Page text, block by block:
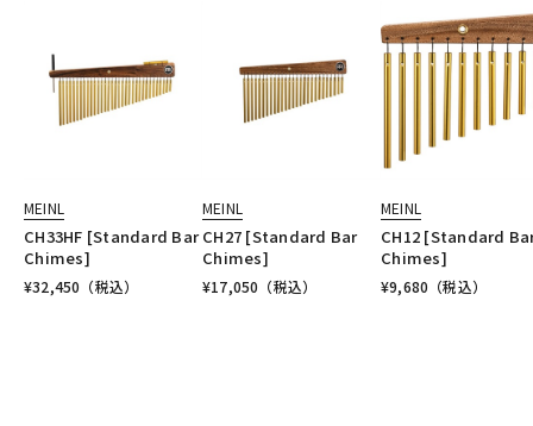
MEINL
CH33HF [Standard Bar
Chimes]
¥32,450 （税込）
MEINL
CH27 [Standard Bar
Chimes]
¥17,050 （税込）
MEINL
CH12 [Standard
Chimes]
¥9,680 （税込）